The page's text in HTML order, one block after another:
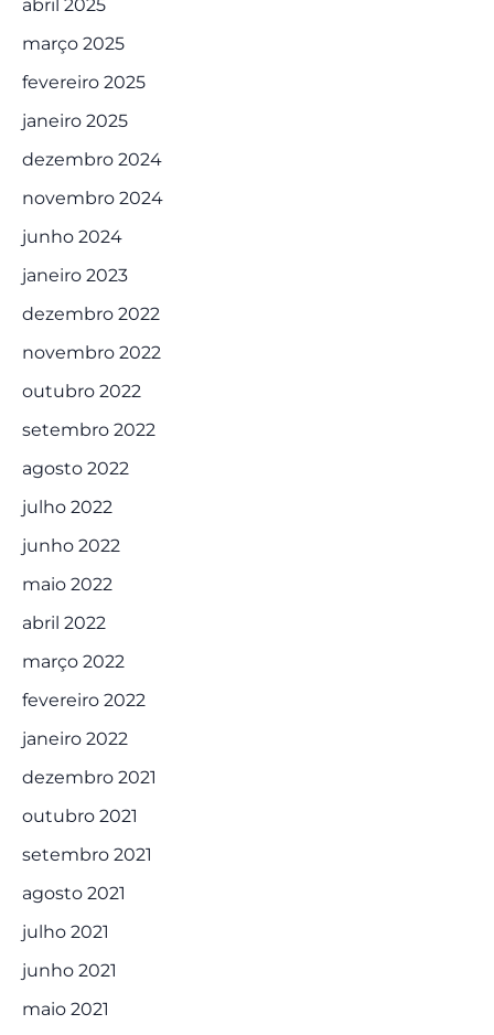
abril 2025
março 2025
fevereiro 2025
janeiro 2025
dezembro 2024
novembro 2024
junho 2024
janeiro 2023
dezembro 2022
novembro 2022
outubro 2022
setembro 2022
agosto 2022
julho 2022
junho 2022
maio 2022
abril 2022
março 2022
fevereiro 2022
janeiro 2022
dezembro 2021
outubro 2021
setembro 2021
agosto 2021
julho 2021
junho 2021
maio 2021